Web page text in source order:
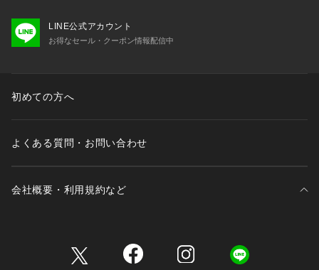
LINE公式アカウント
お得なセール・クーポン情報配信中
初めての方へ
よくある質問・お問い合わせ
会社概要・利用規約など